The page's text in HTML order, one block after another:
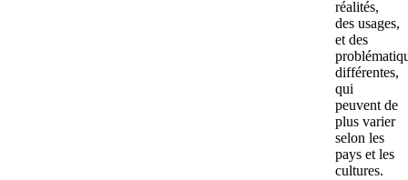
réalités,
des usages,
et des
différentes,
qui
peuvent de
plus varier
selon les
pays et les
cultures.